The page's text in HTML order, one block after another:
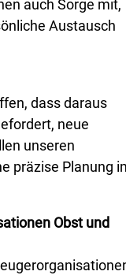
auch Sorge mit,
Austausch
dass daraus
neue
unseren
präzise Planung
Obst und